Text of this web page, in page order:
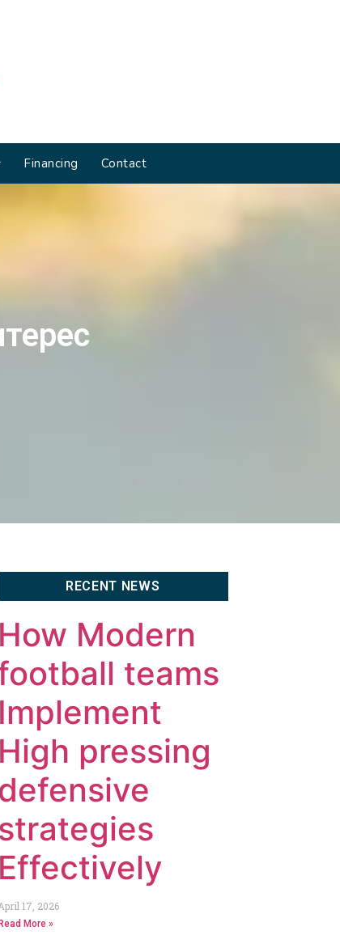
Financing Contact
RECENT NEWS
How Modern
teams
Implement
High pressing
defensive
strategies
Effectively
17, 2026
More »